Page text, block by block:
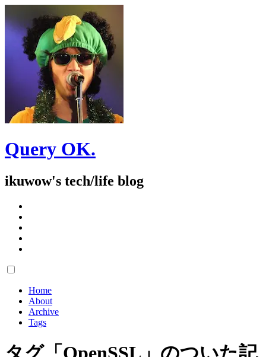
Query OK.
ikuwow's tech/life blog
Home
About
Archive
Tags